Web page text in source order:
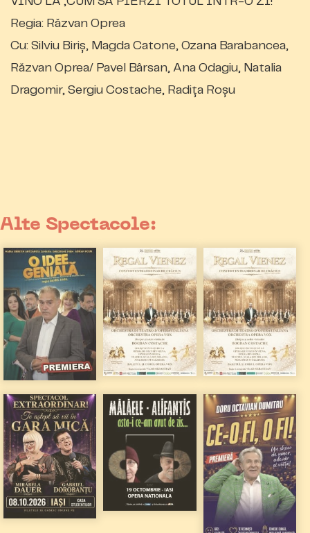
Regia: Răzvan Oprea
Cu: Silviu Biriș, Magda Catone, Ozana Barabancea,
Răzvan Oprea/ Pavel Bârsan, Ana Odagiu, Natalia
Dragomir, Sergiu Costache, Radița Roșu
Alte Spectacole: